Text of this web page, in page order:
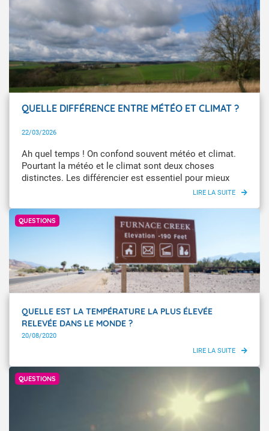
QUELLE DIFFÉRENCE ENTRE MÉTÉO ET CLIMAT ?
22/03/2026
Ah quel temps ! On confond souvent météo et climat.
Pourtant la météo et le climat sont deux choses
distinctes. Les différencier est essentiel pour mieux
comprendre l’évolution de notre environnement et s’y
QUESTIONS
Getty Images
QUELLE EST LA TEMPÉRATURE LA PLUS ÉLEVÉE
RELEVÉE DANS LE MONDE ?
20/08/2020
QUESTIONS
Météo-France